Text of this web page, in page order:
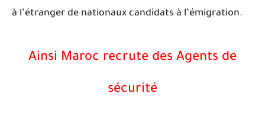
à l’étranger de nationaux candidats à l’émigration.
Ainsi Maroc recrute des Agents de
sécurité